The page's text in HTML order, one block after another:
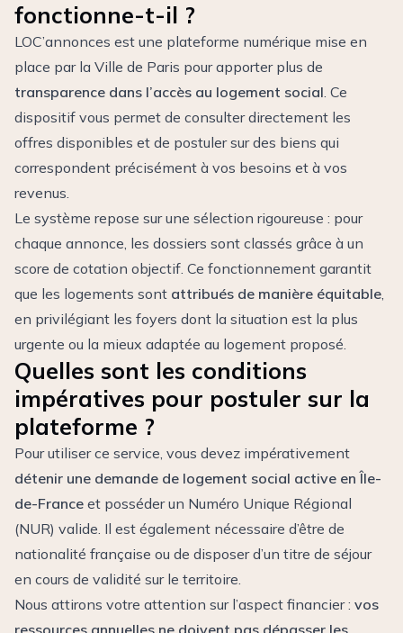
fonctionne-t-il ?
LOC’annonces est une plateforme numérique mise en
place par la Ville de Paris pour apporter plus de
transparence dans l’accès au logement social. Ce
dispositif vous permet de consulter directement les
offres disponibles et de postuler sur des biens qui
correspondent précisément à vos besoins et à vos
revenus.
Le système repose sur une sélection rigoureuse : pour
chaque annonce, les dossiers sont classés grâce à un
score de cotation objectif. Ce fonctionnement garantit
que les logements sont attribués de manière équitable,
en privilégiant les foyers dont la situation est la plus
urgente ou la mieux adaptée au logement proposé.
Quelles sont les conditions
impératives pour postuler sur la
plateforme ?
Pour utiliser ce service, vous devez impérativement
détenir une demande de logement social active en Île-
de-France et posséder un Numéro Unique Régional
(NUR) valide. Il est également nécessaire d’être de
nationalité française ou de disposer d’un titre de séjour
en cours de validité sur le territoire.
Nous attirons votre attention sur l’aspect financier : vos